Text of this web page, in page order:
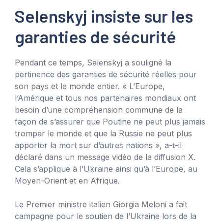
Selenskyj insiste sur les
garanties de sécurité
Pendant ce temps, Selenskyj a souligné la
pertinence des garanties de sécurité réelles pour
son pays et le monde entier. « L’Europe,
l’Amérique et tous nos partenaires mondiaux ont
besoin d’une compréhension commune de la
façon de s’assurer que Poutine ne peut plus jamais
tromper le monde et que la Russie ne peut plus
apporter la mort sur d’autres nations », a-t-il
déclaré dans un message vidéo de la diffusion X.
Cela s’applique à l’Ukraine ainsi qu’à l’Europe, au
Moyen-Orient et en Afrique.
Le Premier ministre italien Giorgia Meloni a fait
campagne pour le soutien de l’Ukraine lors de la